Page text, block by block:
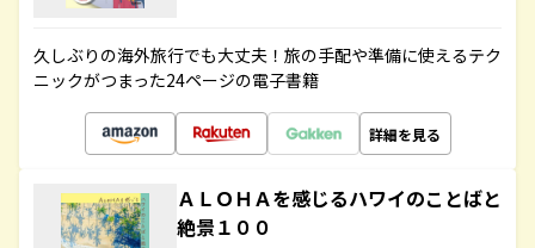
久しぶりの海外旅行でも大丈夫！旅の手配や準備に使えるテク
ニックがつまった24ページの電子書籍
詳細を見る
ＡＬＯＨＡを感じるハワイのことばと
絶景１００